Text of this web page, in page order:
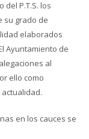
P.T.S. los
su grado de
elaborados
Ayuntamiento de
al
ello como
en los cauces se